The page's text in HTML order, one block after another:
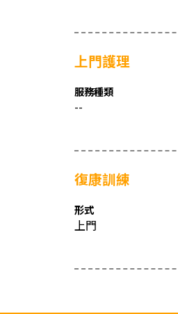
上門護理
服務種類
--
復康訓練
形式
上門